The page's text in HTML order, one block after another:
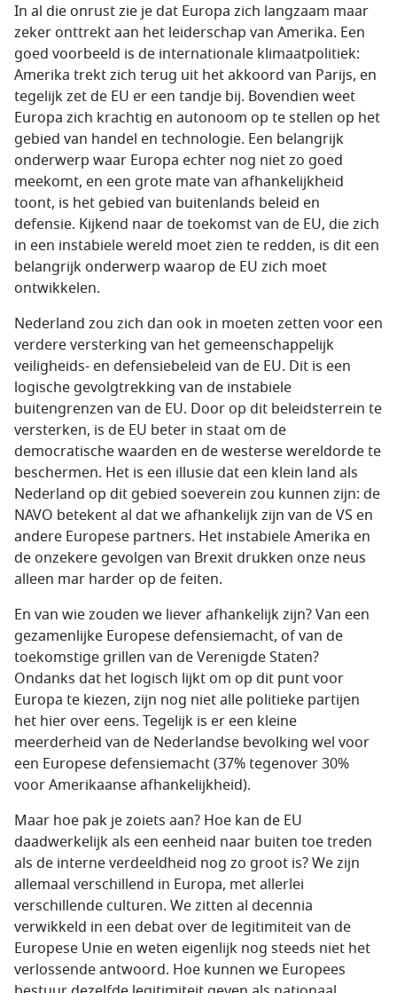
In al die onrust zie je dat Europa zich langzaam maar
zeker onttrekt aan het leiderschap van Amerika. Een
goed voorbeeld is de internationale klimaatpolitiek:
Amerika trekt zich terug uit het akkoord van Parijs, en
tegelijk zet de EU er een tandje bij. Bovendien weet
Europa zich krachtig en autonoom op te stellen op het
gebied van handel en technologie. Een belangrijk
onderwerp waar Europa echter nog niet zo goed
meekomt, en een grote mate van afhankelijkheid
toont, is het gebied van buitenlands beleid en
defensie. Kijkend naar de toekomst van de EU, die zich
in een instabiele wereld moet zien te redden, is dit een
belangrijk onderwerp waarop de EU zich moet
ontwikkelen.
Nederland zou zich dan ook in moeten zetten voor een
verdere versterking van het gemeenschappelijk
veiligheids- en defensiebeleid van de EU. Dit is een
logische gevolgtrekking van de instabiele
buitengrenzen van de EU. Door op dit beleidsterrein te
versterken, is de EU beter in staat om de
democratische waarden en de westerse wereldorde te
beschermen. Het is een illusie dat een klein land als
Nederland op dit gebied soeverein zou kunnen zijn: de
NAVO betekent al dat we afhankelijk zijn van de VS en
andere Europese partners. Het instabiele Amerika en
de onzekere gevolgen van Brexit drukken onze neus
alleen mar harder op de feiten.
En van wie zouden we liever afhankelijk zijn? Van een
gezamenlijke Europese defensiemacht, of van de
toekomstige grillen van de Verenigde Staten?
Ondanks dat het logisch lijkt om op dit punt voor
Europa te kiezen, zijn nog niet alle politieke partijen
het hier over eens. Tegelijk is er een kleine
meerderheid van de Nederlandse bevolking wel voor
een Europese defensiemacht (37% tegenover 30%
voor Amerikaanse afhankelijkheid).
Maar hoe pak je zoiets aan? Hoe kan de EU
daadwerkelijk als een eenheid naar buiten toe treden
als de interne verdeeldheid nog zo groot is? We zijn
allemaal verschillend in Europa, met allerlei
verschillende culturen. We zitten al decennia
verwikkeld in een debat over de legitimiteit van de
Europese Unie en weten eigenlijk nog steeds niet het
verlossende antwoord. Hoe kunnen we Europees